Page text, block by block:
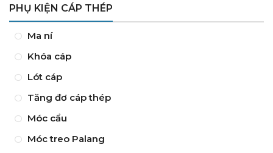
PHỤ KIỆN CÁP THÉP
Ma ní
Khóa cáp
Lót cáp
Tăng đơ cáp thép
Móc cẩu
Móc treo Palang